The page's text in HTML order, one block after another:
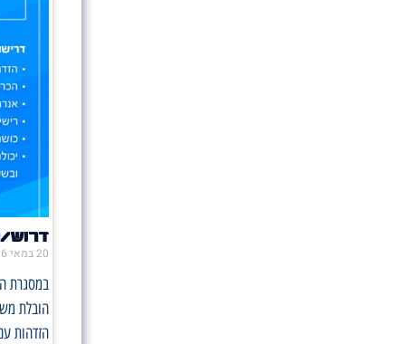
20 במאי 2026
במסגרת
הובלת
הזדהות